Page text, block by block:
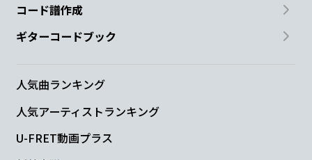
コード譜作成
ギターコードブック
人気曲ランキング
人気アーティストランキング
U-FRET動画プラス